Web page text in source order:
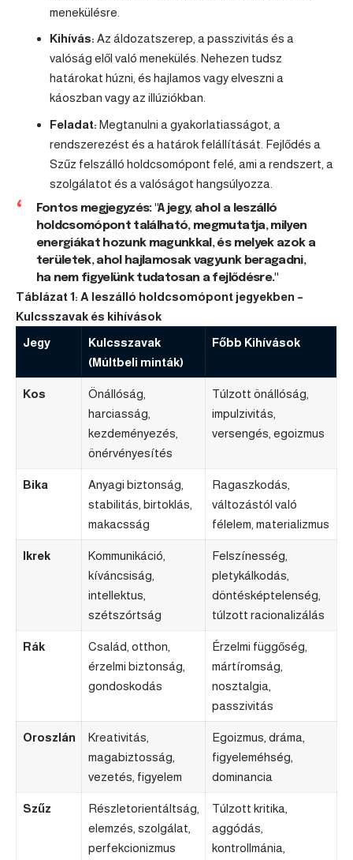
menekülésre.
Kihívás: Az áldozatszerep, a passzivitás és a
valóság elől való menekülés. Nehezen tudsz
határokat húzni, és hajlamos vagy elveszni a
káoszban vagy az illúziókban.
Feladat: Megtanulni a gyakorlatiasságot, a
rendszerezést és a határok felállítását. Fejlődés a
Szűz felszálló holdcsomópont felé, ami a rendszert, a
szolgálatot és a valóságot hangsúlyozza.
Fontos megjegyzés: "A jegy, ahol a leszálló
holdcsomópont található, megmutatja, milyen
energiákat hozunk magunkkal, és melyek azok a
területek, ahol hajlamosak vagyunk beragadni,
ha nem figyelünk tudatosan a fejlődésre."
Táblázat 1: A leszálló holdcsomópont jegyekben –
Kulcsszavak és kihívások
Jegy
Kulcsszavak
(Múltbeli minták)
Főbb Kihívások
Kos
Önállóság,
harciasság,
kezdeményezés,
önérvényesítés
Túlzott önállóság,
impulzivitás,
versengés, egoizmus
Bika
Anyagi biztonság,
stabilitás, birtoklás,
makacsság
Ragaszkodás,
változástól való
félelem, materializmus
Ikrek
Kommunikáció,
kíváncsiság,
intellektus,
szétszórtság
Felszínesség,
pletykálkodás,
döntésképtelenség,
túlzott racionalizálás
Rák
Család, otthon,
érzelmi biztonság,
gondoskodás
Érzelmi függőség,
mártíromság,
nosztalgia,
passzivitás
Oroszlán
Kreativitás,
magabiztosság,
vezetés, figyelem
Egoizmus, dráma,
figyeleméhség,
dominancia
Szűz
Részletorientáltság,
elemzés, szolgálat,
perfekcionizmus
Túlzott kritika,
aggódás,
kontrollmánia,